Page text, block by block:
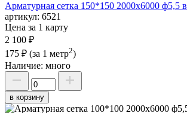
Арматурная сетка 150*150 2000х6000 ф5,5
артикул: 6521
Цена за 1 карту
2 100 ₽
175 ₽ (за 1 метр2)
Наличие: много
в корзину